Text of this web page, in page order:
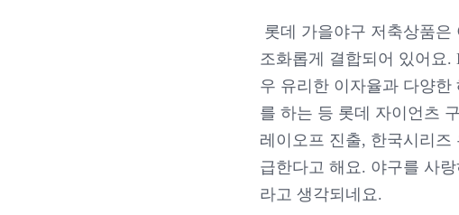
롯데 가을야구 저축상품
조화롭게 결합되어 있어요
우 유리한 이자율과 다양
를 하는 등 롯데 자이언츠
레이오프 진출, 한국시리
급한다고 해요. 야구를 사
라고 생각되네요.